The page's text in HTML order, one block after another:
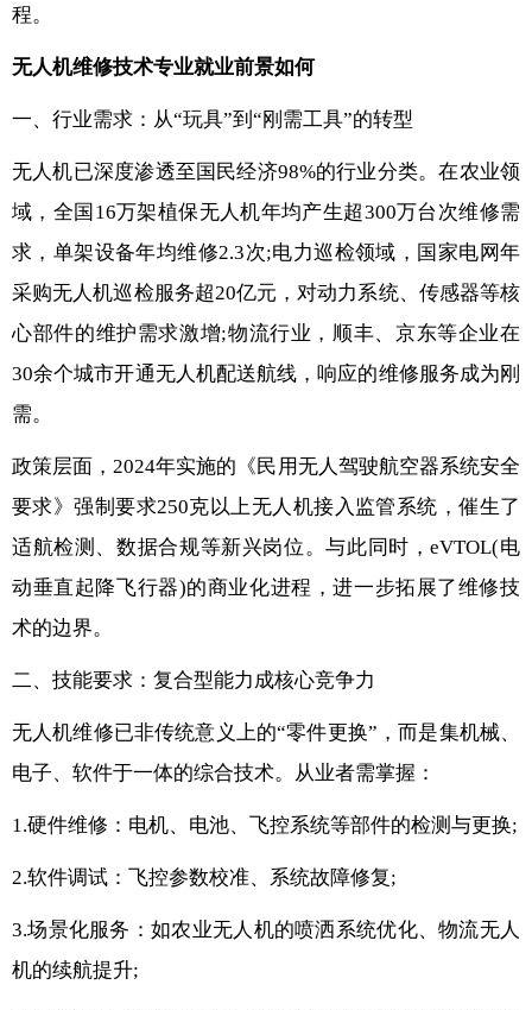
程。
无人机维修技术专业就业前景如何
一、行业需求：从“玩具”到“刚需工具”的转型
无人机已深度渗透至国民经济98%的行业分类。在农业领
域，全国16万架植保无人机年均产生超300万台次维修需
求，单架设备年均维修2.3次;电力巡检领域，国家电网年
采购无人机巡检服务超20亿元，对动力系统、传感器等核
心部件的维护需求激增;物流行业，顺丰、京东等企业在
30余个城市开通无人机配送航线，响应的维修服务成为刚
需。
政策层面，2024年实施的《民用无人驾驶航空器系统安全
要求》强制要求250克以上无人机接入监管系统，催生了
适航检测、数据合规等新兴岗位。与此同时，eVTOL(电
动垂直起降飞行器)的商业化进程，进一步拓展了维修技
术的边界。
二、技能要求：复合型能力成核心竞争力
无人机维修已非传统意义上的“零件更换”，而是集机械、
电子、软件于一体的综合技术。从业者需掌握：
1.硬件维修：电机、电池、飞控系统等部件的检测与更换;
2.软件调试：飞控参数校准、系统故障修复;
3.场景化服务：如农业无人机的喷洒系统优化、物流无人
机的续航提升;